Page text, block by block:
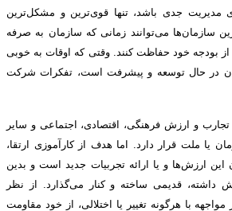
مدیریت جدی باشد، تنها قوی‌ترین و مشکل‌ترین
سازمان‌ها می‌توانند زمانی که سازمان به صرفه
بودجه خود حفاظت کنند. وقتی که اوقات به خوبی
در حال توسعه و پیشرفت است، تفکرات شرکت
و ارزش فرهنگی، اقتصادی، اجتماعی و سایر
یا ملت قرار دارد. اما هدف از کارآموزی ارتقا،
ارزش‌ها و یا ارائه تجربیات جدید است و بدین
داشته، قدیمی ساخته و کنار می‌گذارد. از نظر
با هرگونه تغییر یا اختلالی، از خود مقاومت